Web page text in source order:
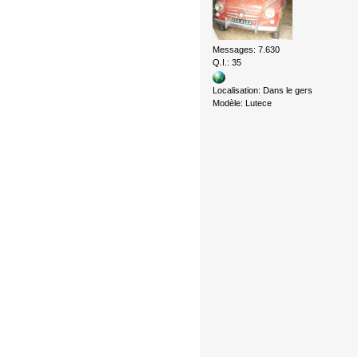
Messages: 7.630
Q.I.: 35
Localisation: Dans le gers
Modèle: Lutece